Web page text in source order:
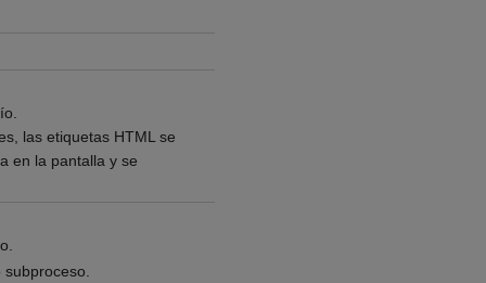
las etiquetas HTML se
en la pantalla y se